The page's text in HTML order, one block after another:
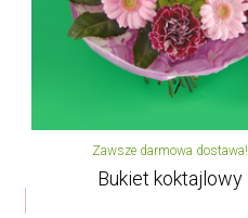
Zawsze darmowa dostawa!
Bukiet koktajlowy